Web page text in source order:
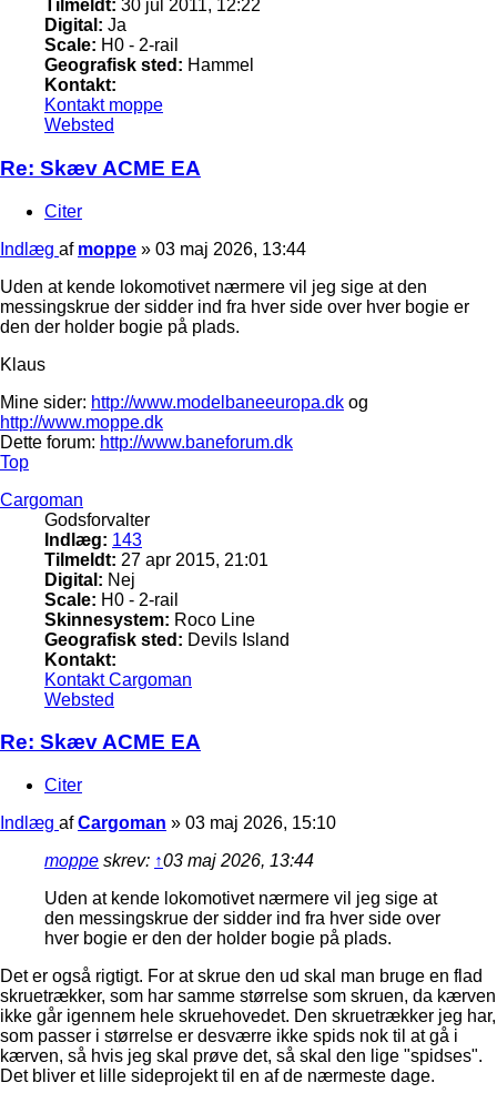
Tilmeldt: 30 jul 2011, 12:22
Digital: Ja
Scale: H0 - 2-rail
Geografisk sted: Hammel
Kontakt:
Kontakt moppe
Websted
Re: Skæv ACME EA
Citer
Indlæg af moppe » 03 maj 2026, 13:44
Uden at kende lokomotivet nærmere vil jeg sige at den
messingskrue der sidder ind fra hver side over hver bogie er
den der holder bogie på plads.
Klaus
Mine sider: http://www.modelbaneeuropa.dk og
http://www.moppe.dk
Dette forum: http://www.baneforum.dk
Top
Cargoman
Godsforvalter
Indlæg: 143
Tilmeldt: 27 apr 2015, 21:01
Digital: Nej
Scale: H0 - 2-rail
Skinnesystem: Roco Line
Geografisk sted: Devils Island
Kontakt:
Kontakt Cargoman
Websted
Re: Skæv ACME EA
Citer
Indlæg afCargoman » 03 maj 2026, 15:10
moppe skrev: ↑03 maj 2026, 13:44
Uden at kende lokomotivet nærmere vil jeg sige at
den messingskrue der sidder ind fra hver side over
hver bogie er den der holder bogie på plads.
Det er også rigtigt. For at skrue den ud skal man bruge en flad
skruetrækker, som har samme størrelse som skruen, da kærven
ikke går igennem hele skruehovedet. Den skruetrækker jeg har,
som passer i størrelse er desværre ikke spids nok til at gå i
kærven, så hvis jeg skal prøve det, så skal den lige "spidses".
Det bliver et lille sideprojekt til en af de nærmeste dage.